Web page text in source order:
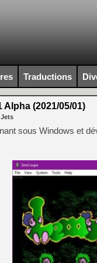
Traductions
(2021/05/01)
sous Windows et